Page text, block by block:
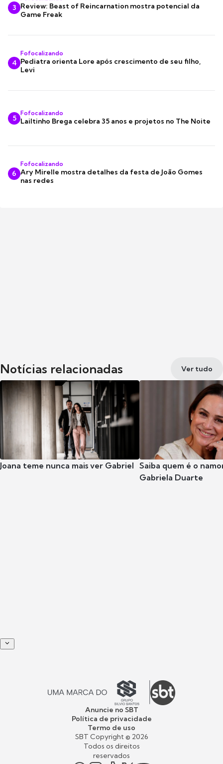
3 Review: Beast of Reincarnation mostra potencial da
Game Freak
4
Fofocalizando
Pediatra orienta Lore após crescimento de seu filho,
Levi
5
Fofocalizando
Lailtinho Brega celebra 35 anos e projetos no The Noite
6
Fofocalizando
Ary Mirelle mostra detalhes da festa de João Gomes
nas redes
Notícias relacionadas Ver tudo
Joana teme nunca mais ver Gabriel Saiba quem é o
Gabriela Duarte
Anuncie no SBT
Política de privacidade
Termo de uso
SBT Copyright © 2026
Todos os direitos
reservados